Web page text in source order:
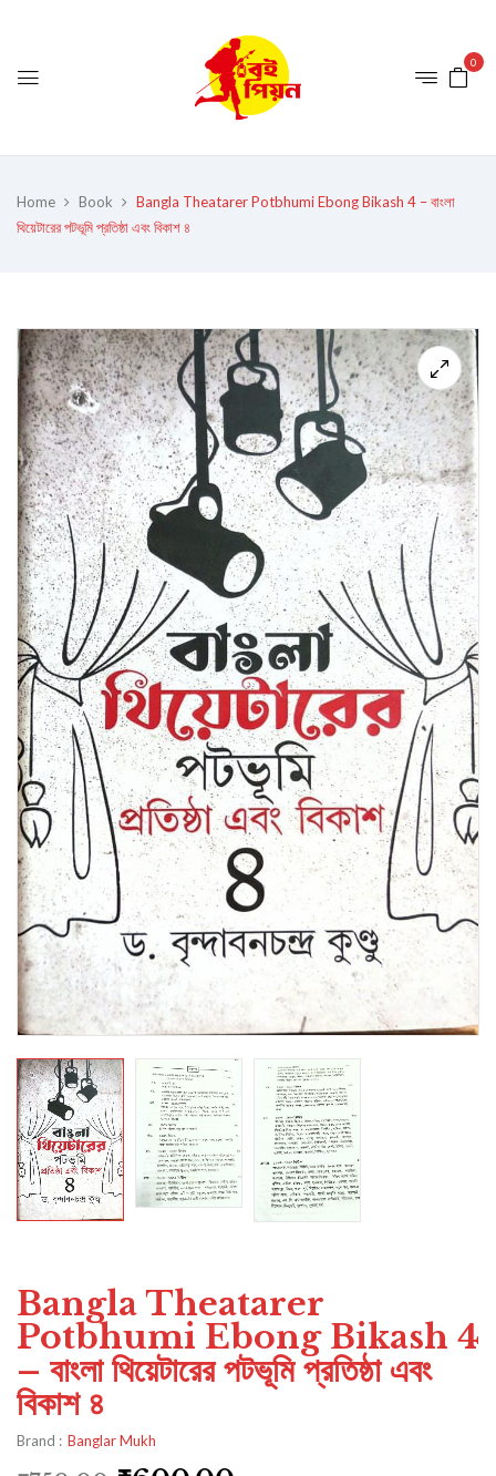
0
Home Book
Bangla Theatarer Potbhumi Ebong Bikash 4 – বাংলা
থিয়েটারের পটভূমি প্রতিষ্ঠা এবং বিকাশ ৪
Bangla Theatarer
Potbhumi Ebong Bikash 4
– বাংলা থিয়েটারের পটভূমি প্রতিষ্ঠা এবং
বিকাশ ৪
Brand : Banglar Mukh